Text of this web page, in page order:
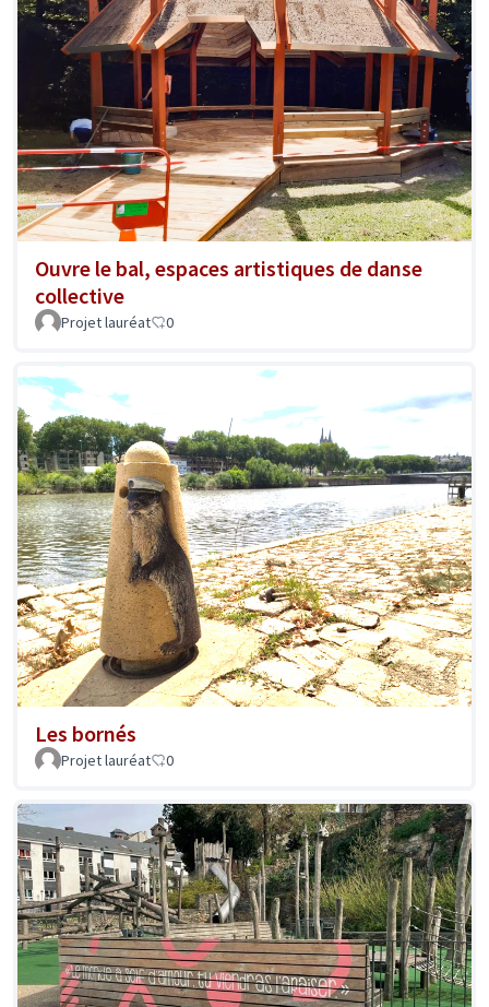
Ouvre le bal, espaces artistiques de danse
collective
Projet lauréat 0
Les bornés
Projet lauréat 0